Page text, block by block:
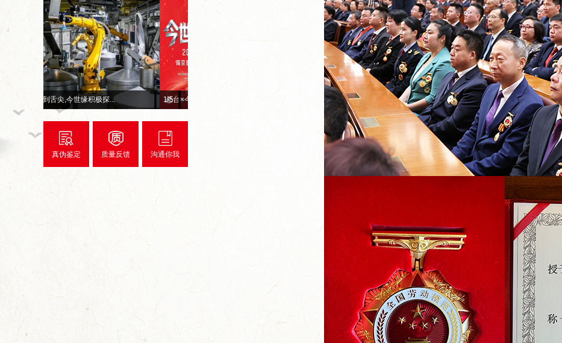
2/5
赓续红色初心 深耕惠民善举... 山海隔不断热爱！国缘牵线，... 从田间到舌尖,今世缘积极
真伪鉴定 质量反馈 沟通你我